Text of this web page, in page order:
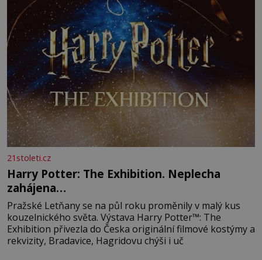
21stoleti.cz
Harry Potter: The Exhibition. Neplecha
zahájena…
Pražské Letňany se na půl roku proměnily v malý kus
kouzelnického světa. Výstava Harry Potter™: The
Exhibition přivezla do Česka originální filmové kostýmy a
rekvizity, Bradavice, Hagridovu chýši i uč